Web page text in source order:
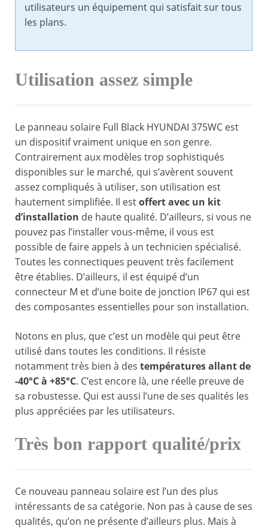
utilisateurs un équipement qui satisfait sur tous
les plans.
Utilisation assez simple
Le panneau solaire Full Black HYUNDAI 375WC est
un dispositif vraiment unique en son genre.
Contrairement aux modèles trop sophistiqués
disponibles sur le marché, qui s’avèrent souvent
assez compliqués à utiliser, son utilisation est
hautement simplifiée. Il estoffert avec un kit
d’installation de haute qualité. D’ailleurs, si vous ne
pouvez pas l’installer vous-même, il vous est
possible de faire appels à un technicien spécialisé.
Toutes les connectiques peuvent très facilement
être établies. D’ailleurs, il est équipé d’un
connecteur M et d’une boite de jonction IP67 qui est
des composantes essentielles pour son installation.
Notons en plus, que c’est un modèle qui peut être
utilisé dans toutes les conditions. Il résiste
notamment très bien à des températures allant de
-40°C à +85°C. C’est encore là, une réelle preuve de
sa robustesse. Qui est aussi l’une de ses qualités les
plus appréciées par les utilisateurs.
Très bon rapport qualité/prix
Ce nouveau panneau solaire est l’un des plus
intéressants de sa catégorie. Non pas à cause de ses
qualités, qu’on ne présente d’ailleurs plus. Mais à